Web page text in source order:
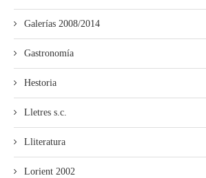
Galerías 2008/2014
Gastronomía
Hestoria
Lletres s.c.
Lliteratura
Lorient 2002